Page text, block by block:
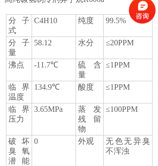
分子
式
C4H10 纯度 99.5%
分子
量
58.12 水分 ≤20PPM
沸点 -11.7℃
硫含
量
≤1PPM
临界
温度
134.9℃ 酸度 ≤1PPM
临界
压力
3.65MPa
蒸发
残留
物
≤100PPM
破坏
臭氧
潜能
0 外观
无色无异臭
不浑浊